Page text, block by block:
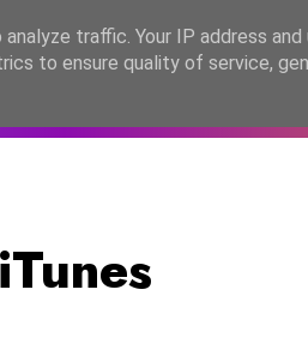
PORTUGAL LANÇAMENTOS
traffic. Your IP address and
to ensure quality of service,